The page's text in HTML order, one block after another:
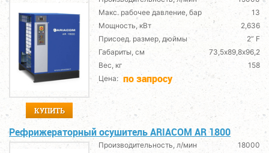
КУПИТЬ
Макс. рабочее давление, бар
13
Мощность, кВт
2,636
Присоед. размер, дюймы
2” F
Габариты, см
73,5х89,8х96,2
Вес, кг
158
Цена: по запросу
Рефрижераторный осушитель ARIACOM AR 1800
Производительность, л/мин
18000